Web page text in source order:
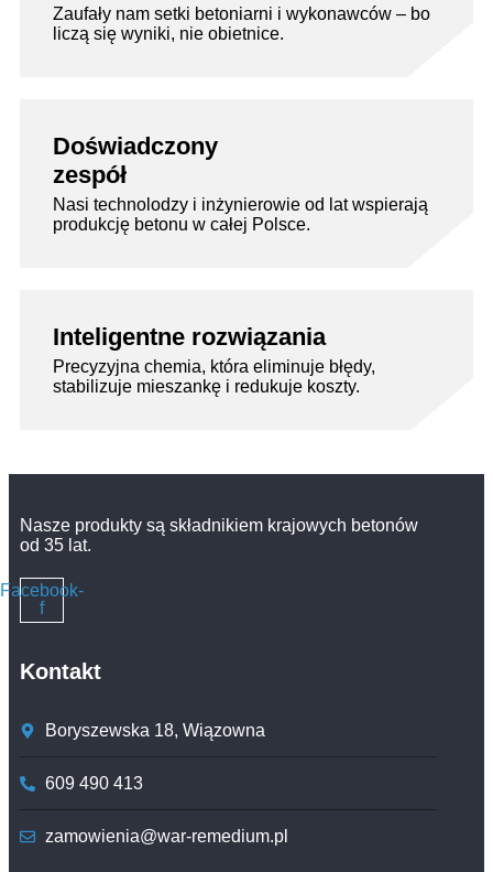
Zaufały nam setki betoniarni i wykonawców – bo
liczą się wyniki, nie obietnice.
Doświadczony
zespół
Nasi technolodzy i inżynierowie od lat wspierają
produkcję betonu w całej Polsce.
Inteligentne rozwiązania
Precyzyjna chemia, która eliminuje błędy,
stabilizuje mieszankę i redukuje koszty.
Nasze produkty są składnikiem krajowych betonów
od 35 lat.
Facebook-
f
Kontakt
Boryszewska 18, Wiązowna
609 490 413
zamowienia@war-remedium.pl